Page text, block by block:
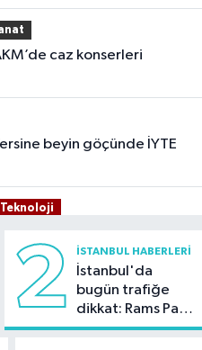
92,3 oldu
Teknoloji
2 İSTANBUL HABERLERI
İstanbul'da
bugün trafiğe
dikkat: Rams Park
çevresinde bazı